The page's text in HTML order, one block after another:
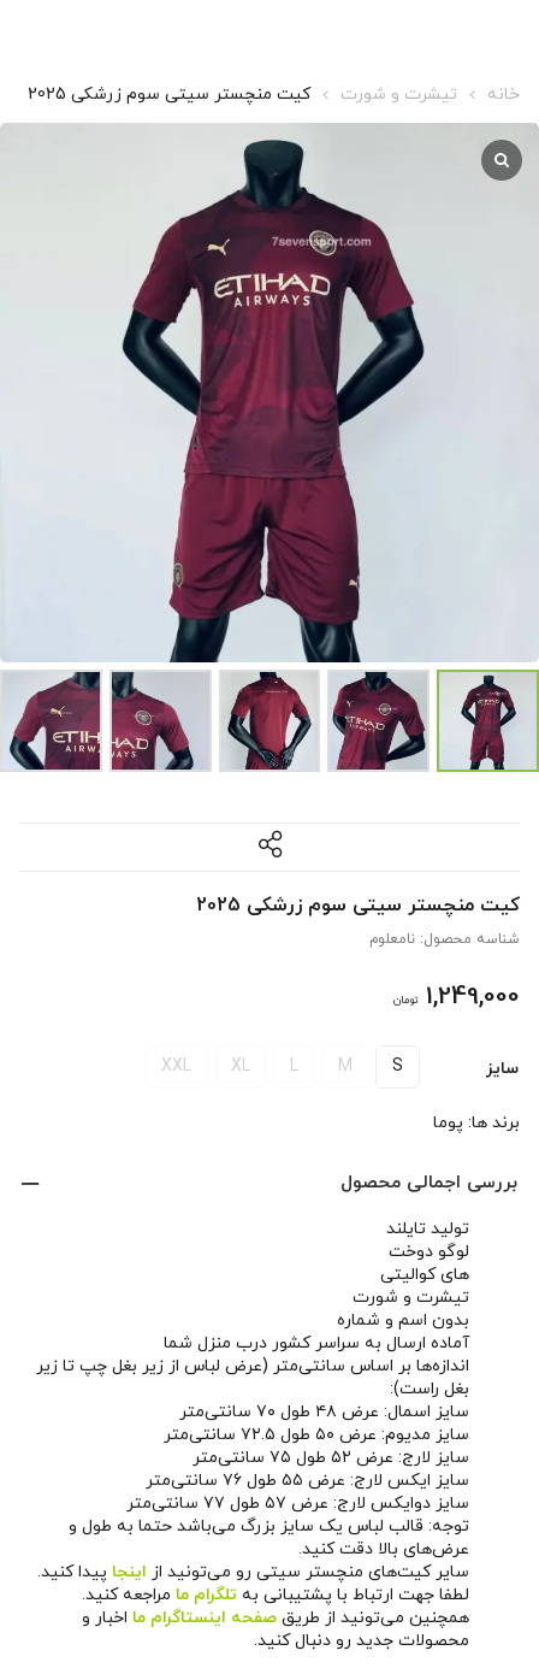
خانه تیشرت و شورت کیت منچستر سیتی سوم زرشکی 2025
کیت منچستر سیتی سوم زرشکی 2025
شناسه محصول: نامعلوم
1,249,000 تومان
سایز S
M
L
XL
XXL
برند ها: پوما
بررسی اجمالی محصول
تولید تایلند
لوگو دوخت
های کوالیتی
تیشرت و شورت
بدون اسم و شماره
آماده ارسال به سراسر کشور درب منزل شما
اندازه‌ها بر اساس سانتی‌متر (عرض لباس از زیر بغل چپ تا زیر
بغل راست):
سایز اسمال: عرض ۴۸ طول ۷۰ سانتی‌متر
سایز مدیوم: عرض ۵۰ طول ۷۲.۵ سانتی‌متر
سایز لارج: عرض ۵۲ طول ۷۵ سانتی‌متر
سایز ایکس لارج: عرض ۵۵ طول ۷۶ سانتی‌متر
سایز دوایکس لارج: عرض ۵۷ طول ۷۷ سانتی‌متر
توجه: قالب لباس یک سایز بزرگ می‌باشد حتما به طول و
عرض‌های بالا دقت کنید.
سایر کیت‌های منچستر سیتی رو می‌تونید از اینجا پیدا کنید.
لطفا جهت ارتباط با پشتیبانی به تلگرام ما مراجعه کنید.
همچنین می‌تونید از طریق صفحه اینستاگرام ما اخبار و
محصولات جدید رو دنبال کنید.